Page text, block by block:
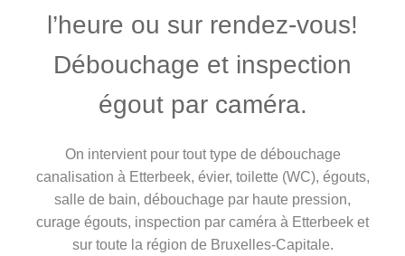
l’heure ou sur rendez-vous!
Débouchage et inspection
égout par caméra.
On intervient pour tout type de débouchage
canalisation à Etterbeek, évier, toilette (WC), égouts,
salle de bain, débouchage par haute pression,
curage égouts, inspection par caméra à Etterbeek et
sur toute la région de Bruxelles-Capitale.